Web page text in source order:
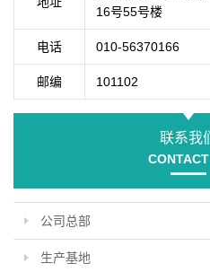
16号55号楼
电话 010-56370166
邮编 101102
联系我们
公司总部
生产基地